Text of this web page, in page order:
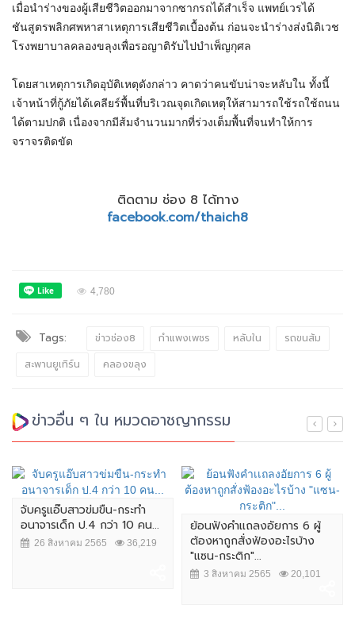
เมื่อนำร่างของผู้เสียชีวิตออกมาจากซากรถได้สำเร็จ แพทย์เวรได้
ชันสูตรพลิกศพหาสาเหตุการเสียชีวิตเบื้องต้น ก่อนจะนำร่างส่งนิติเวช
โรงพยาบาลคลองขลุงเพื่อรอญาติรับไปบำเพ็ญกุศล
โดยสาเหตุการเกิดอุบัติเหตุดังกล่าว คาดว่าคนขับน่าจะหลับใน ทั้งนี้
เจ้าหน้าที่กู้ภัยได้เคลียร์พื้นที่บริเวณจุดเกิดเหตุให้สามารถใช้รถใช้ถนน
ได้ตามปกติ เนื่องจากมีส้มจำนวนมากที่ร่วงเต็มพื้นที่จนทำให้การ
จราจรติดขัด
ติดตาม ช่อง 8 ได้ทาง
facebook.com/thaich8
4,780
Tags: ข่าวช่อง8 กำแพงเพชร หลับใน
รถขนส้ม
สะพานยูเทิร์น
คลองขลุง
ข่าวอื่น ๆ ใน หมวดอาชญากรรม
จับครูแอ๊บสาวข่มขืน-กระทำ
อนาจารเด็ก ป.4 กว่า 10 คน...
26 สิงหาคม 2565 36,219
ย้อนฟังคำเเถลงอัยการ 6 ผู้
ต้องหาถูกสั่งฟ้องอะไรบ้าง
"แซน-กระติก"...
3 สิงหาคม 2565 20,101